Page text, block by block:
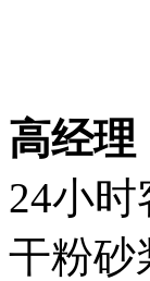
高经理
24小时
干粉砂